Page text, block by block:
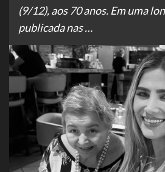
(9/12), aos 70 anos. Em uma
publicada nas …